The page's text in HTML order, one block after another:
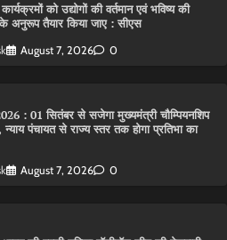
को उद्योगों की वर्तमान एवं भविष्य की
तैयार किया जाए : सीएस
August 7, 2026 0
: 01 सितंबर से सजेगा मुख्यमंत्री चौम्पियनशिप
पंचायत से राज्य स्तर तक होगा प्रतिभा का
August 7, 2026 0